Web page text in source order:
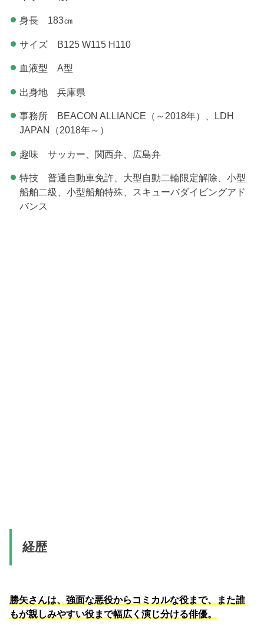
身長 183㎝
サイズ B125 W115 H110
血液型 A型
出身地 兵庫県
事務所 BEACON ALLIANCE（～2018年）、LDH
JAPAN（2018年～）
趣味 サッカー、関西弁、広島弁
特技 普通自動車免許、大型自動二輪限定解除、小型
船舶二級、小型船舶特殊、スキューバダイビングアド
バンス
経歴
勝矢さんは、強面な悪役からコミカルな役まで、また誰
もが親しみやすい役まで幅広く演じ分ける俳優。